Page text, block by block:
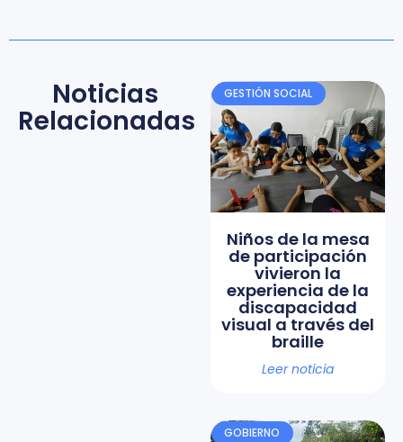
Noticias
Relacionadas
GESTIÓN SOCIAL
Niños de la mesa
de participación
vivieron la
experiencia de la
discapacidad
visual a través del
braille
Leer noticia
GOBIERNO